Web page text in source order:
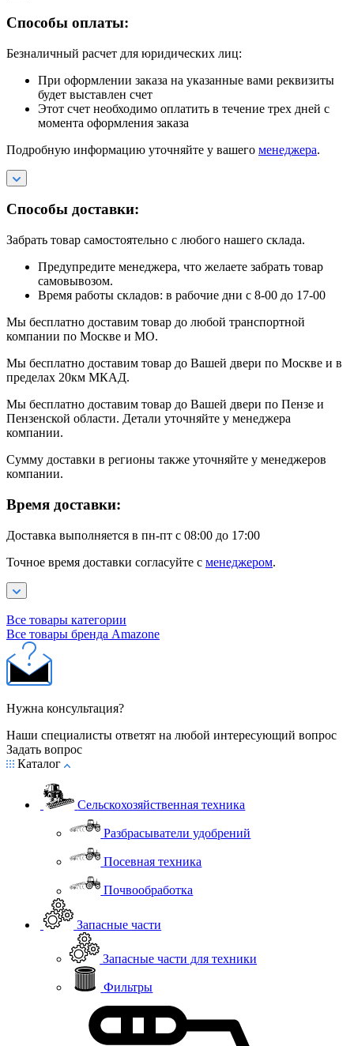
Способы оплаты:
Безналичный расчет для юридических лиц:
При оформлении заказа на указанные вами реквизиты
будет выставлен счет
Этот счет необходимо оплатить в течение трех дней с
момента оформления заказа
Подробную информацию уточняйте у вашего менеджера.
Способы доставки:
Забрать товар самостоятельно с любого нашего склада.
Предупредите менеджера, что желаете забрать товар
самовывозом.
Время работы складов: в рабочие дни с 8-00 до 17-00
Мы бесплатно доставим товар до любой транспортной
компании по Москве и МО.
Мы бесплатно доставим товар до Вашей двери по Москве и в
пределах 20км МКАД.
Мы бесплатно доставим товар до Вашей двери по Пензе и
Пензенской области. Детали уточняйте у менеджера
компании.
Сумму доставки в регионы также уточняйте у менеджеров
компании.
Время доставки:
Доставка выполняется в пн-пт с 08:00 до 17:00
Точное время доставки согласуйте с менеджером.
Все товары категории
Все товары бренда Amazone
Нужна консультация?
Наши специалисты ответят на любой интересующий вопрос
Задать вопрос
Каталог
Сельскохозяйственная техника
Разбрасыватели удобрений
Посевная техника
Почвообработка
Запасные части
Запасные части для техники
Фильтры